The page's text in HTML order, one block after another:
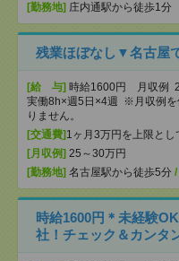
[勤務地] 庄内通駅から徒歩1分
残業ほぼなし▼名古屋
[給 与] 時給1600円 月収例
実働8h×週5日×4週 ※月収例を
りません。
[交通費] 1ヶ月3万円を上限とし
[月収例] 25～30万円
[勤務地] 名古屋駅から徒歩5分 /
時給1600円＊未経験
社！チェック＆カンタ